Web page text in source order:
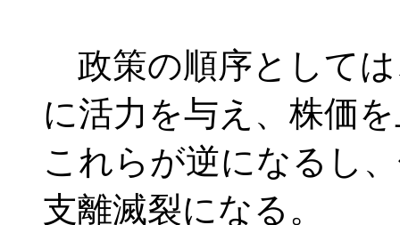
政策の順序としては
に活力を与え、株価
これらが逆になるし
支離滅裂になる。